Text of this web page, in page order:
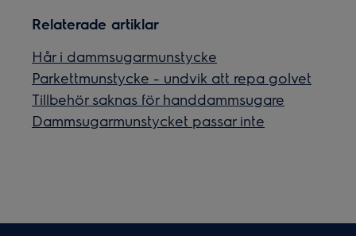
Relaterade artiklar
Hår i dammsugarmunstycke
Parkettmunstycke - undvik att repa golvet
Tillbehör saknas för handdammsugare
Dammsugarmunstycket passar inte